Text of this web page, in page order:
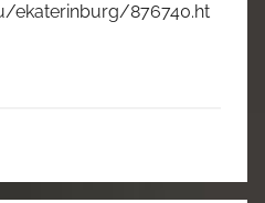
ekaterinburg/876740.ht